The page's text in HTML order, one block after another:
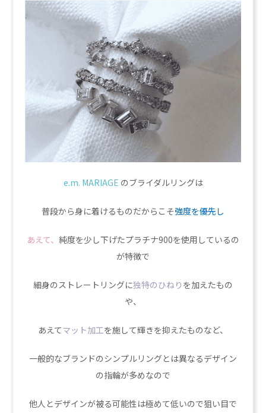
e.m. MARIAGE のブライダルリングは
普段から身に着けるものだからこそ強度を優先し
あえて、 純度を少し下げたプラチナ900を使用しているの
が特徴で
細身のストレートリングに独特のひねり を加えたもの
や、
あえてマット加工を施して輝きを抑えたものなど、
一般的なブランドのシンプルリングとは異なるデザイン
の指輪が多めなので
他人とデザインが被る可能性は極めて低いので狙い目で